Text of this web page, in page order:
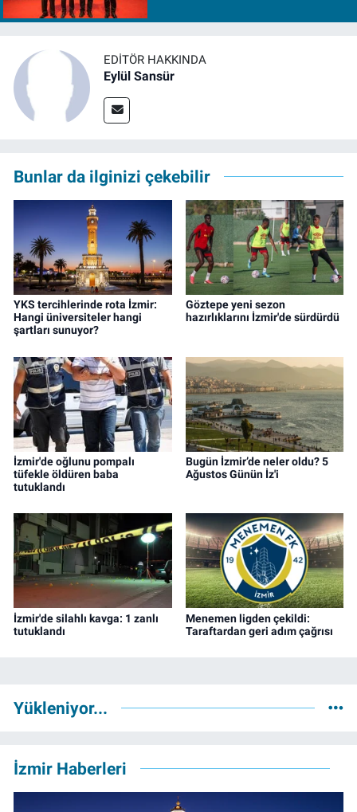
EDITÖR HAKKINDA
Eylül Sansür
Bunlar da ilginizi çekebilir
YKS tercihlerinde rota İzmir:
Hangi üniversiteler hangi
şartları sunuyor?
Göztepe yeni sezon
hazırlıklarını İzmir'de sürdürdü
İzmir'de oğlunu pompalı
tüfekle öldüren baba
tutuklandı
Bugün İzmir’de neler oldu? 5
Ağustos Günün İz'i
İzmir'de silahlı kavga: 1 zanlı
tutuklandı
Menemen ligden çekildi:
Taraftardan geri adım çağrısı
Yükleniyor...
İzmir Haberleri